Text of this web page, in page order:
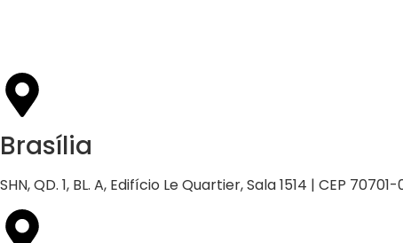
Brasília
SHN, QD. 1, BL. A, Edifício Le Quartier, Sala 1514 | CEP 70701-